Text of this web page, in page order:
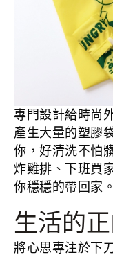
專門設計給時尚
產生大量的塑膠
你，好清洗不怕
炸雞排、下班買
你穩穩的帶回家。
生活的
將心思專注於下